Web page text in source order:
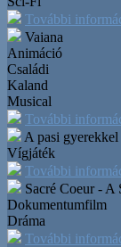
További
Vaiana
Animáció
Családi
Kaland
Musical
További
A pasi gyerekkel
Vígjáték
További
Sacré Coeur - A
Dokumentumfilm
Dráma
További